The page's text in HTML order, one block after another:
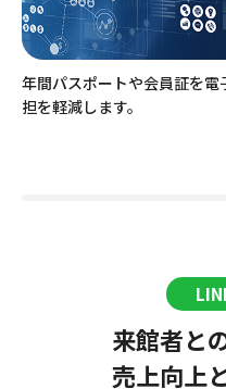
年間パスポートや会員証を
担を軽減します。
来館者と
売上向上